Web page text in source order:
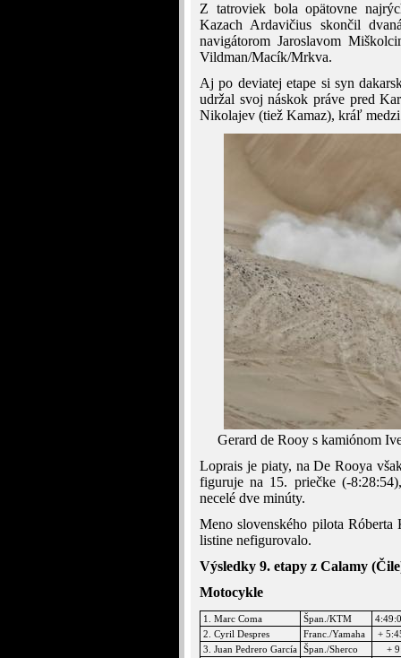
Z tatroviek bola opätovne
Kazach Ardavičius skončil
navigátorom Jaroslavom
Vildman/Macík/Mrkva.
Aj po deviatej etape si syn
udržal svoj náskok práve pred
Nikolajev (tiež Kamaz), kráľ
Gerard de Rooy s kamiónom
Loprais je piaty, na De Rooya
figuruje na 15. priečke (-
necelé dve minúty.
Meno slovenského pilota
listine nefigurovalo.
Výsledky 9. etapy z Calamy
Motocykle
1. Marc Coma Špan./KTM
2. Cyril Despres
Franc./Yamaha
+
3. Juan Pedrero García Špan./Sherco
+